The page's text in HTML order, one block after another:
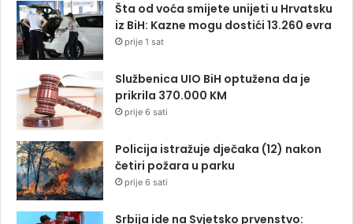
Šta od voća smijete unijeti u Hrvatsku
iz BiH: Kazne mogu dostići 13.260 evra
prije 1 sat
Službenica UIO BiH optužena da je
prikrila 370.000 KM
prije 6 sati
Policija istražuje dječaka (12) nakon
četiri požara u parku
prije 6 sati
Srbija ide na Svjetsko prvenstvo: